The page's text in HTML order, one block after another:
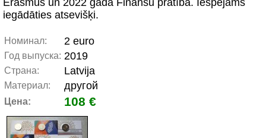
Erasmus un 2022 gada Finanšu pratība. Iespējams
iegādāties atsevišķi.
Номинал: 2 euro
Год выпуска: 2019
Страна: Latvija
Материал: другой
Цена: 108 €